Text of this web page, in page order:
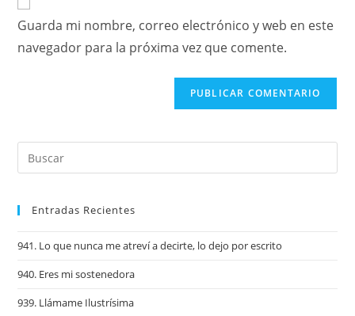
Guarda mi nombre, correo electrónico y web en este
navegador para la próxima vez que comente.
Entradas Recientes
941. Lo que nunca me atreví a decirte, lo dejo por escrito
940. Eres mi sostenedora
939. Llámame Ilustrísima